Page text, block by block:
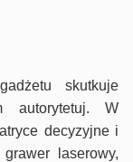
skutkuje
autorytetuj. W
decyzyjne i
laserowy,